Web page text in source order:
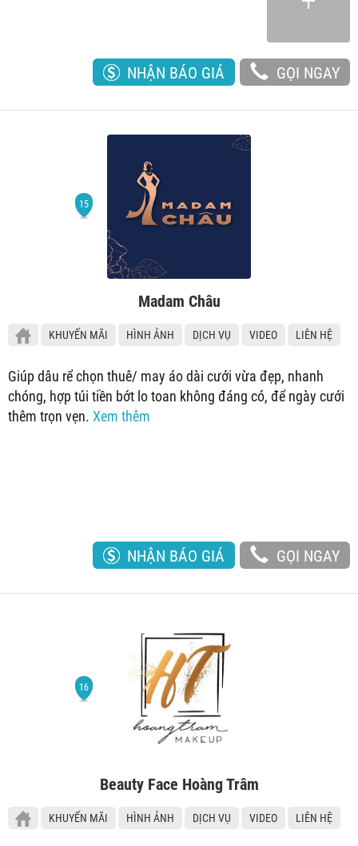
NHẬN BÁO GIÁ GỌI NGAY
Madam Châu
KHUYẾN MÃI HÌNH ẢNH DỊCH VỤ VIDEO LIÊN HỆ
Giúp dâu rể chọn thuê/ may áo dài cưới vừa đẹp, nhanh
chóng, hợp túi tiền bớt lo toan không đáng có, để ngày cưới
thêm trọn vẹn. Xem thêm
NHẬN BÁO GIÁ GỌI NGAY
Beauty Face Hoàng Trâm
KHUYẾN MÃI HÌNH ẢNH DỊCH VỤ VIDEO LIÊN HỆ